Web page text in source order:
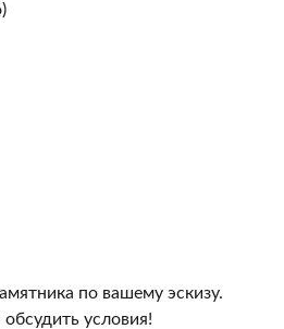
по вашему эскизу.
условия!